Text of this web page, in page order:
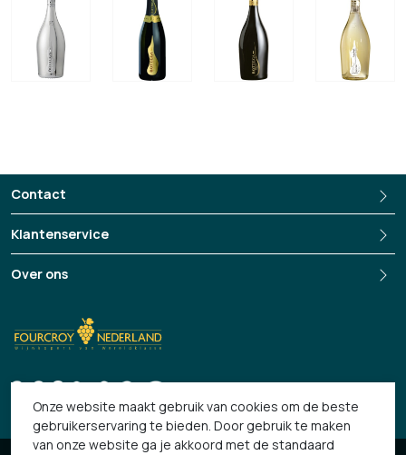
De onderneming heeft verschillende merken onder haar hoede,
waaronder Alexander, Bottega en Cellini. Bottega produceert en
distribueert Italiaanse wijnen, grappa, likeuren en etenswaren naar meer
https://www.bottegaspa.com/en/
Contact
Klantenservice
Over ons
Onze website maakt gebruik van cookies om de beste
gebruikerservaring te bieden. Door gebruik te maken
van onze website ga je akkoord met de standaard